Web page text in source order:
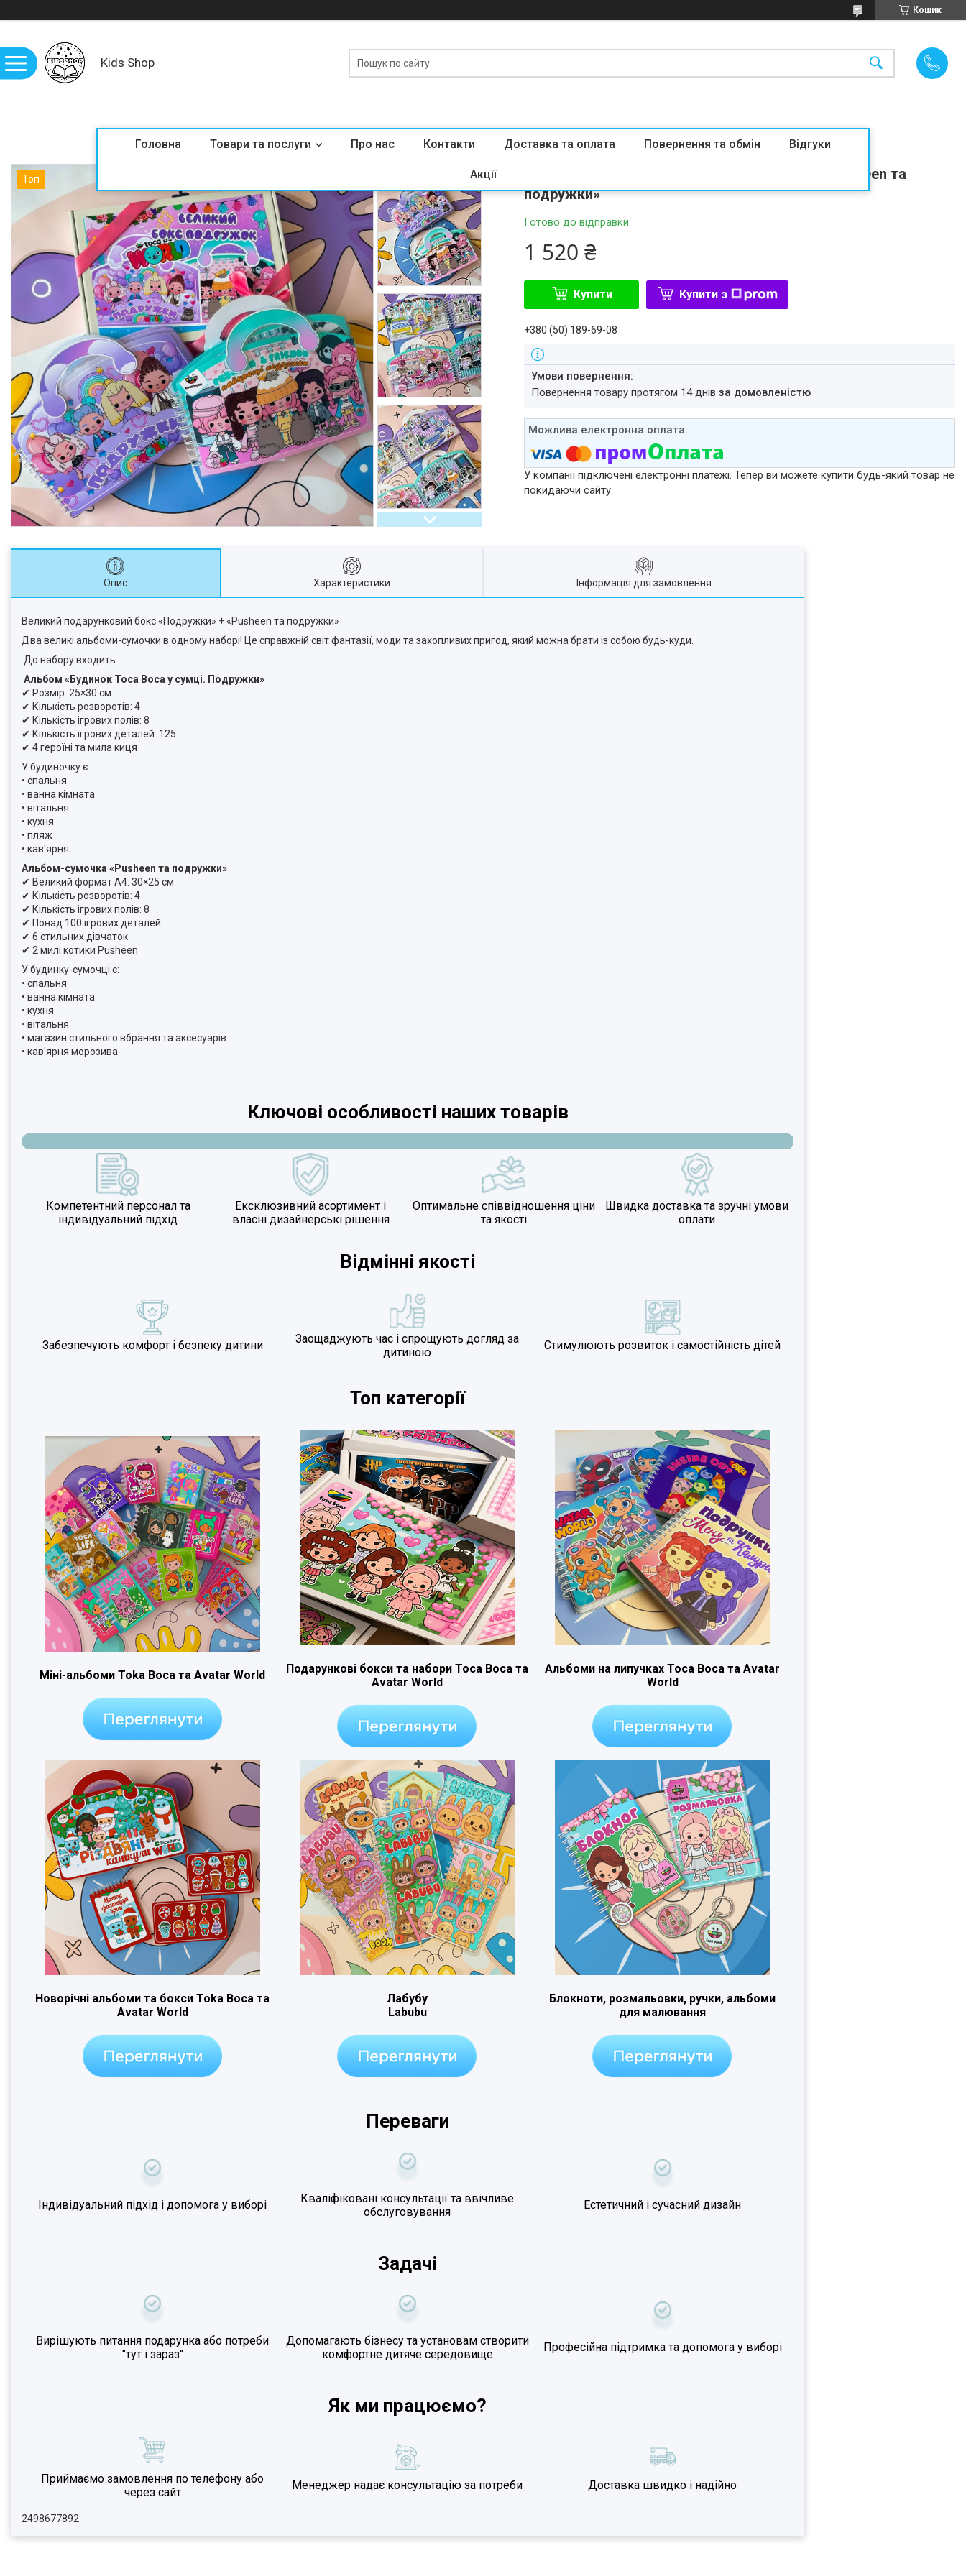
Кошик
Kids Shop
Головна Товари та послуги Про нас Контакти Доставка та оплата Повернення та обмін Відгуки
Акції
Топ
Великий подарунковий бокс «Подружки» + «Pusheen та
подружки»
Готово до відправки
1 520 ₴
Купити Купити з
+380 (50) 189-69-08
повернення товару протягом 14 днівза домовленістю
У компанії підключені електронні платежі. Тепер ви можете купити будь-який товар не
покидаючи сайту.
Опис Характеристики Інформація для замовлення
Великий подарунковий бокс «Подружки» + «Pusheen та подружки»
Два великі альбоми-сумочки в одному наборі! Це справжній світ фантазії, моди та захопливих пригод, який можна брати із собою будь-куди.
До набору входить:
Альбом «Будинок Toca Boca у сумці. Подружки»
✔ Розмір: 25×30 см
✔ Кількість розворотів: 4
✔ Кількість ігрових полів: 8
✔ Кількість ігрових деталей: 125
✔ 4 героїні та мила киця
У будиночку є:
• спальня
• ванна кімната
• вітальня
• кухня
• пляж
• кав'ярня
Альбом-сумочка «Pusheen та подружки»
✔ Великий формат А4: 30×25 см
✔ Кількість розворотів: 4
✔ Кількість ігрових полів: 8
✔ Понад 100 ігрових деталей
✔ 6 стильних дівчаток
✔ 2 милі котики Pusheen
У будинку-сумочці є:
• спальня
• ванна кімната
• кухня
• вітальня
• магазин стильного вбрання та аксесуарів
• кав'ярня морозива
Ключові особливості наших товарів
Компетентний персонал та
індивідуальний підхід
Ексклюзивний асортимент і
власні дизайнерські рішення
Оптимальне співвідношення ціни
та якості
Швидка доставка та зручні умови
оплати
Відмінні якості
Забезпечують комфорт і безпеку дитини
Заощаджують час і спрощують догляд за
дитиною
Стимулюють розвиток і самостійність дітей
Топ категорії
Міні-альбоми Toka Boca та Avatar World
Подарункові бокси та набори Toca Boca та
Avatar World
Альбоми на липучках Toca Boca та Avatar
World
Новорічні альбоми та бокси Toka Boca та
Avatar World
Лабубу
Labubu
Блокноти, розмальовки, ручки, альбоми
для малювання
Переваги
Індивідуальний підхід і допомога у виборі
Кваліфіковані консультації та ввічливе
обслуговування
Естетичний і сучасний дизайн
Задачі
Вирішують питання подарунка або потреби
"тут і зараз"
Допомагають бізнесу та установам створити
комфортне дитяче середовище
Професійна підтримка та допомога у виборі
Як ми працюємо?
Приймаємо замовлення по телефону або
через сайт
Менеджер надає консультацію за потреби Доставка швидко і надійно
2498677892